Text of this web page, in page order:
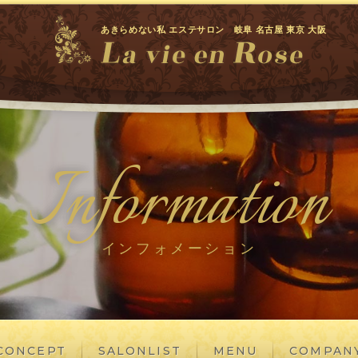
あきらめない私 エステサロン 岐阜 名古屋 東京 大阪
Information
インフォメーション
SALONLIST MENU